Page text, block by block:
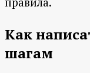
Как
шагам